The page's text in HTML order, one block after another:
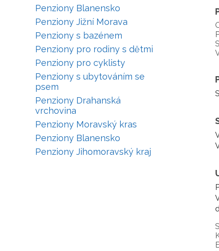
Penziony Blanensko
Penziony Jižní Morava
Penziony s bazénem
Penziony pro rodiny s dětmi
Penziony pro cyklisty
Penziony s ubytováním se
psem
Penziony Drahanská
vrchovina
Penziony Moravský kras
Penziony Blanensko
Penziony Jihomoravský kraj